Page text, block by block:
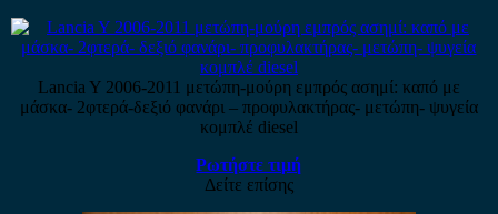
Lancia Y 2006-2011 μετώπη-μούρη εμπρός ασημί: καπό με
μάσκα- 2φτερά-δεξιό φανάρι – προφυλακτήρας- μετώπη- ψυγεία
κομπλέ diesel
Ρωτήστε τιμή
Δείτε επίσης